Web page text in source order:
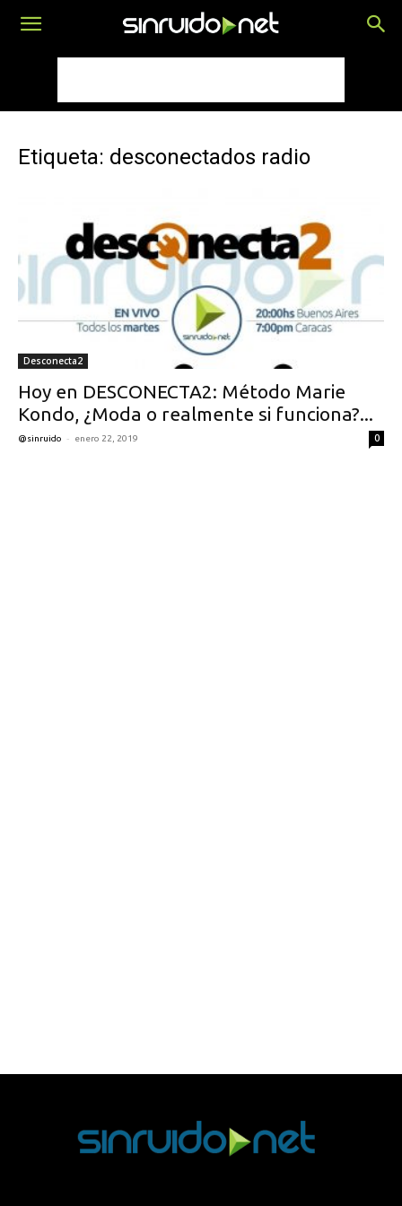
Etiqueta: desconectados radio
Desconecta2
Hoy en DESCONECTA2: Método Marie
Kondo, ¿Moda o realmente si funciona?...
@sinruido - enero 22, 2019 0